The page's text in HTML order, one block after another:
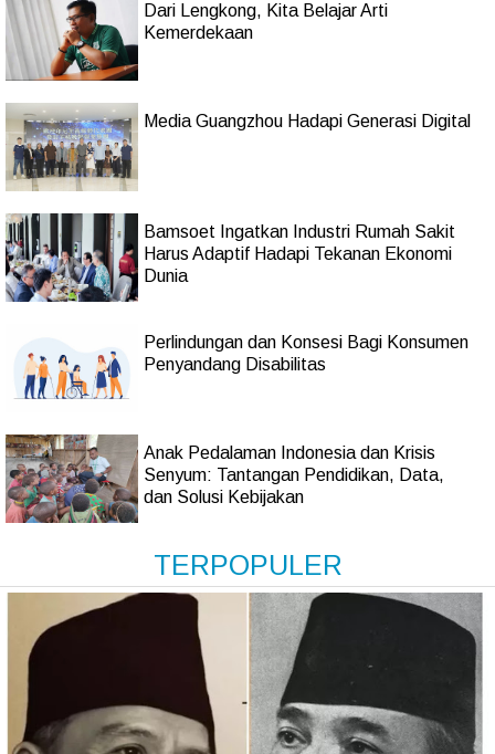
Dari Lengkong, Kita Belajar Arti
Kemerdekaan
Media Guangzhou Hadapi Generasi Digital
Bamsoet Ingatkan Industri Rumah Sakit
Harus Adaptif Hadapi Tekanan Ekonomi
Dunia
Perlindungan dan Konsesi Bagi Konsumen
Penyandang Disabilitas
Anak Pedalaman Indonesia dan Krisis
Senyum: Tantangan Pendidikan, Data,
dan Solusi Kebijakan
TERPOPULER